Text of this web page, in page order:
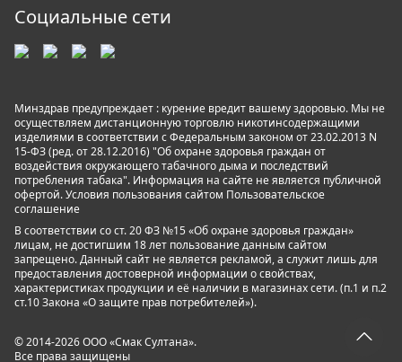
Социальные сети
Минздрав предупреждает : курение вредит вашему здоровью. Мы не
осуществляем дистанционную торговлю никотинсодержащими
изделиями в соответствии с Федеральным законом от 23.02.2013 N
15-ФЗ (ред. от 28.12.2016) "Об охране здоровья граждан от
воздействия окружающего табачного дыма и последствий
потребления табака". Информация на сайте не является публичной
офертой. Условия пользования сайтом Пользовательское
соглашение
В соответствии со ст. 20 ФЗ №15 «Об охране здоровья граждан»
лицам, не достигшим 18 лет пользование данным сайтом
запрещено. Данный сайт не является рекламой, а служит лишь для
предоставления достоверной информации о свойствах,
характеристиках продукции и её наличии в магазинах сети. (п.1 и п.2
ст.10 Закона «О защите прав потребителей»).
© 2014-2026 ООО «Смак Султана».
Все права защищены